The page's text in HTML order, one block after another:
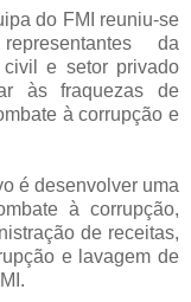
do FMI reuniu-se
da
civil e setor privado
às fraquezas de
à corrupção e
é desenvolver uma
à corrupção,
de receitas,
e lavagem de